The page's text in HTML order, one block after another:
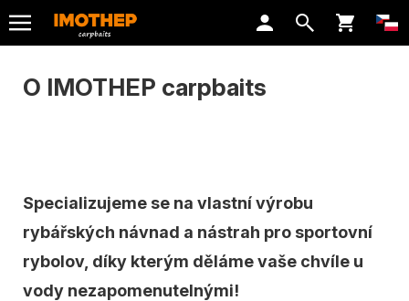
O IMOTHEP carpbaits
Specializujeme se na vlastní výrobu
rybářských návnad a nástrah pro sportovní
rybolov, díky kterým děláme vaše chvíle u
vody nezapomenutelnými!